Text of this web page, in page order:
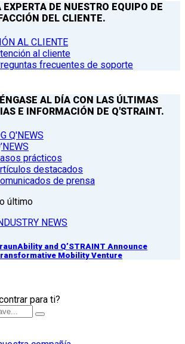
EXPERTA DE NUESTRO EQUIPO DE
DEL CLIENTE.
AL CLIENTE
al cliente
frecuentes de soporte
AL DÍA CON LAS ÚLTIMAS
E INFORMACIÓN DE Q'STRAINT.
Q'NEWS
prácticos
destacados
de prensa
último
NEWS
and Q’STRAINT Announce
Mobility Venture
para ti?